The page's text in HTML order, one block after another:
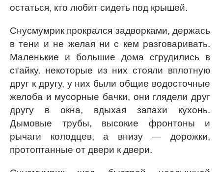
остаться, кто любит сидеть под крышей.
Снусмумрик прокрался задворками, держась
в тени и не желая ни с кем разговаривать.
Маленькие и большие дома сгрудились в
стайку, некоторые из них стояли вплотную
друг к другу, у них были общие водосточные
желоба и мусорные бачки, они глядели друг
другу в окна, вдыхая запахи кухонь.
Дымовые трубы, высокие фронтоны и
рычаги колодцев, а внизу — дорожки,
протоптанные от двери к двери.